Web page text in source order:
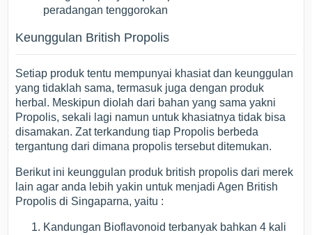
peradangan tenggorokan
Keunggulan British Propolis
Setiap produk tentu mempunyai khasiat dan keunggulan
yang tidaklah sama, termasuk juga dengan produk
herbal. Meskipun diolah dari bahan yang sama yakni
Propolis, sekali lagi namun untuk khasiatnya tidak bisa
disamakan. Zat terkandung tiap Propolis berbeda
tergantung dari dimana propolis tersebut ditemukan.
Berikut ini keunggulan produk british propolis dari merek
lain agar anda lebih yakin untuk menjadi Agen British
Propolis di Singaparna, yaitu :
Kandungan Bioflavonoid terbanyak bahkan 4 kali